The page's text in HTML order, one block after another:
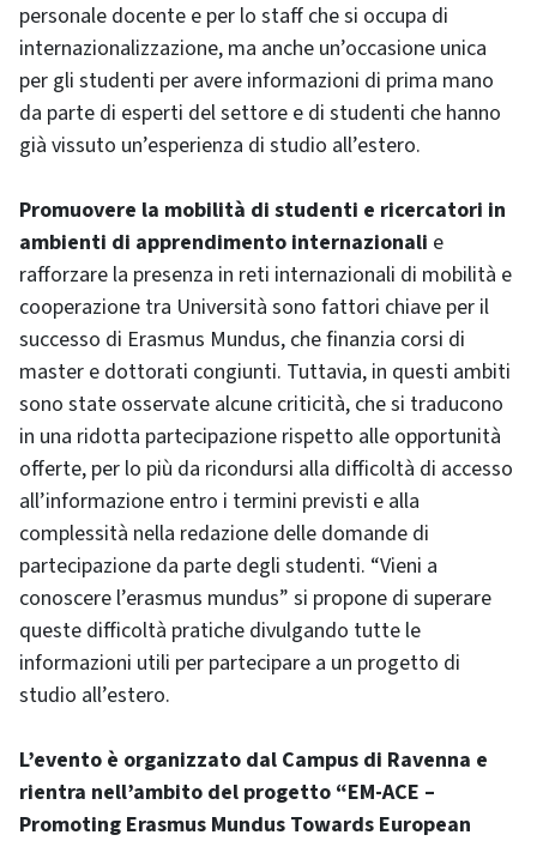
personale docente e per lo staff che si occupa di
internazionalizzazione, ma anche un’occasione unica
per gli studenti per avere informazioni di prima mano
da parte di esperti del settore e di studenti che hanno
già vissuto un’esperienza di studio all’estero.
Promuovere la mobilità di studenti e ricercatori in
ambienti di apprendimento internazionali e
rafforzare la presenza in reti internazionali di mobilità e
cooperazione tra Università sono fattori chiave per il
successo di Erasmus Mundus, che finanzia corsi di
master e dottorati congiunti. Tuttavia, in questi ambiti
sono state osservate alcune criticità, che si traducono
in una ridotta partecipazione rispetto alle opportunità
offerte, per lo più da ricondursi alla difficoltà di accesso
all’informazione entro i termini previsti e alla
complessità nella redazione delle domande di
partecipazione da parte degli studenti. “Vieni a
conoscere l’erasmus mundus” si propone di superare
queste difficoltà pratiche divulgando tutte le
informazioni utili per partecipare a un progetto di
studio all’estero.
L’evento è organizzato dal Campus di Ravenna e
rientra nell’ambito del progetto “EM-ACE –
Promoting Erasmus Mundus Towards European